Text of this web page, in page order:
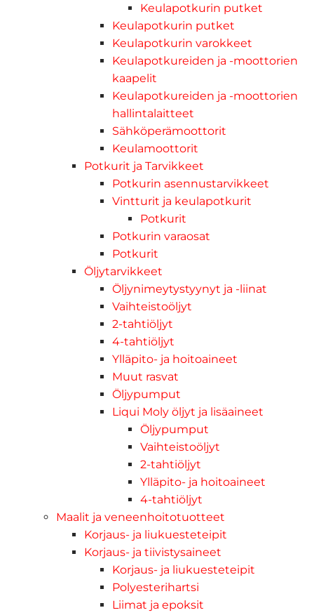
Keulapotkurin putket
Keulapotkurin putket
Keulapotkurin varokkeet
Keulapotkureiden ja -moottorien
kaapelit
Keulapotkureiden ja -moottorien
hallintalaitteet
Sähköperämoottorit
Keulamoottorit
Potkurit ja Tarvikkeet
Potkurin asennustarvikkeet
Vintturit ja keulapotkurit
Potkurit
Potkurin varaosat
Potkurit
Öljytarvikkeet
Öljynimeytystyynyt ja -liinat
Vaihteistoöljyt
2-tahtiöljyt
4-tahtiöljyt
Ylläpito- ja hoitoaineet
Muut rasvat
Öljypumput
Liqui Moly öljyt ja lisäaineet
Öljypumput
Vaihteistoöljyt
2-tahtiöljyt
Ylläpito- ja hoitoaineet
4-tahtiöljyt
Maalit ja veneenhoitotuotteet
Korjaus- ja liukuesteteipit
Korjaus- ja tiivistysaineet
Korjaus- ja liukuesteteipit
Polyesterihartsi
Liimat ja epoksit